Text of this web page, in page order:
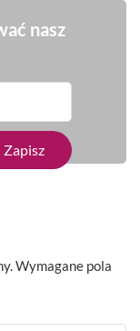
nasz
Wymagane pola